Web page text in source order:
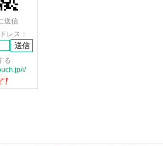
送信
レス：
る
i/